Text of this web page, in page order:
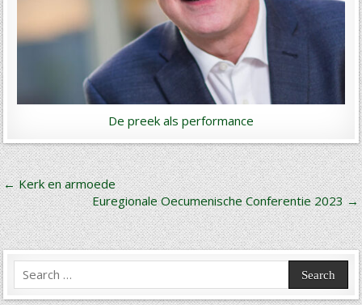
De preek als performance
Bericht
navigatie
← Kerk en armoede
Euregionale Oecumenische Conferentie 2023 →
Search
for: